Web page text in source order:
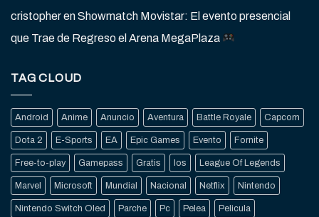
cristopherenShowmatch Movistar: El evento presencial
que Trae de Regreso el Arena MegaPlaza
TAG CLOUD
Android Anime Anuncio Aventura Battle Royale Capcom
Dota 2 E-Sports EA Epic Games Evento Fornite
Free-to-play Gamepass Gratis Ios League Of Legends
Marvel Microsoft Mundial Nacional Netflix Nintendo
Nintendo Switch Oled Parche Pc Pelea Pelicula